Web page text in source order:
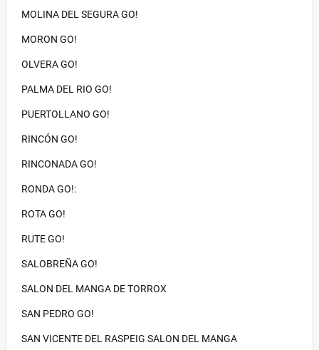
MOLINA DEL SEGURA GO!
MORON GO!
OLVERA GO!
PALMA DEL RIO GO!
PUERTOLLANO GO!
RINCÓN GO!
RINCONADA GO!
RONDA GO!:
ROTA GO!
RUTE GO!
SALOBREÑA GO!
SALON DEL MANGA DE TORROX
SAN PEDRO GO!
SAN VICENTE DEL RASPEIG SALON DEL MANGA